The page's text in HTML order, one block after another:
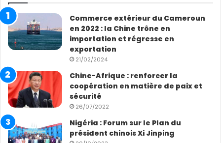
Commerce extérieur du Cameroun
en 2022 : la Chine trône en
importation et régresse en
exportation
21/02/2024
Chine-Afrique : renforcer la
coopération en matière de paix et
sécurité
26/07/2022
Nigéria : Forum sur le Plan du
président chinois Xi Jinping